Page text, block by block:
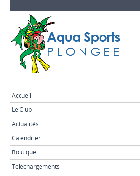
Accueil
Le Club
Actualités
Calendrier
Boutique
Téléchargements